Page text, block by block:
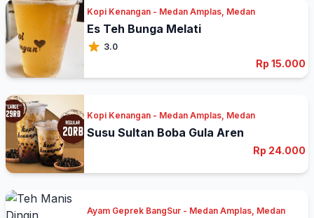
Kopi Kenangan - Medan Amplas, Medan
Es Teh Bunga Melati
3.0
Rp 15.000
Kopi Kenangan - Medan Amplas, Medan
Susu Sultan Boba Gula Aren
Rp 24.000
Ayam Geprek BangSur - Medan Amplas, Medan